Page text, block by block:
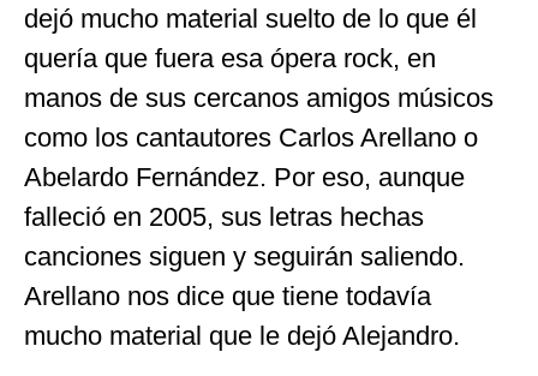
dejó mucho material suelto de lo que él
quería que fuera esa ópera rock, en
manos de sus cercanos amigos músicos
como los cantautores Carlos Arellano o
Abelardo Fernández. Por eso, aunque
falleció en 2005, sus letras hechas
canciones siguen y seguirán saliendo.
Arellano nos dice que tiene todavía
mucho material que le dejó Alejandro.